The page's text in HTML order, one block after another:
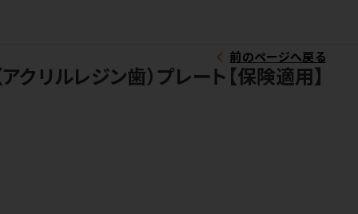
前のページへ戻る
クリルレジン歯）プレート【保険適用】